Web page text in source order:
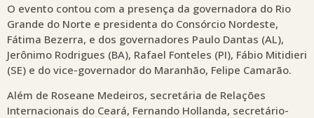
O evento contou com a presença da governadora do Rio
Grande do Norte e presidenta do Consórcio Nordeste,
Fátima Bezerra, e dos governadores Paulo Dantas (AL),
Jerônimo Rodrigues (BA), Rafael Fonteles (PI), Fábio Mitidieri
(SE) e do vice-governador do Maranhão, Felipe Camarão.
Além de Roseane Medeiros, secretária de Relações
Internacionais do Ceará, Fernando Hollanda, secretário-